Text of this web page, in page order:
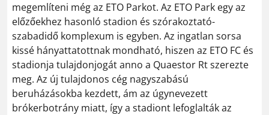
megemlíteni még az ETO Parkot. Az ETO Park egy az
előzőekhez hasonló stadion és szórakoztató-
szabadidő komplexum is egyben. Az ingatlan sorsa
kissé hányattatottnak mondható, hiszen az ETO FC és
stadionja tulajdonjogát anno a Quaestor Rt szerezte
meg. Az új tulajdonos cég nagyszabású
beruházásokba kezdett, ám az úgynevezett
brókerbotrány miatt, így a stadiont lefoglalták az